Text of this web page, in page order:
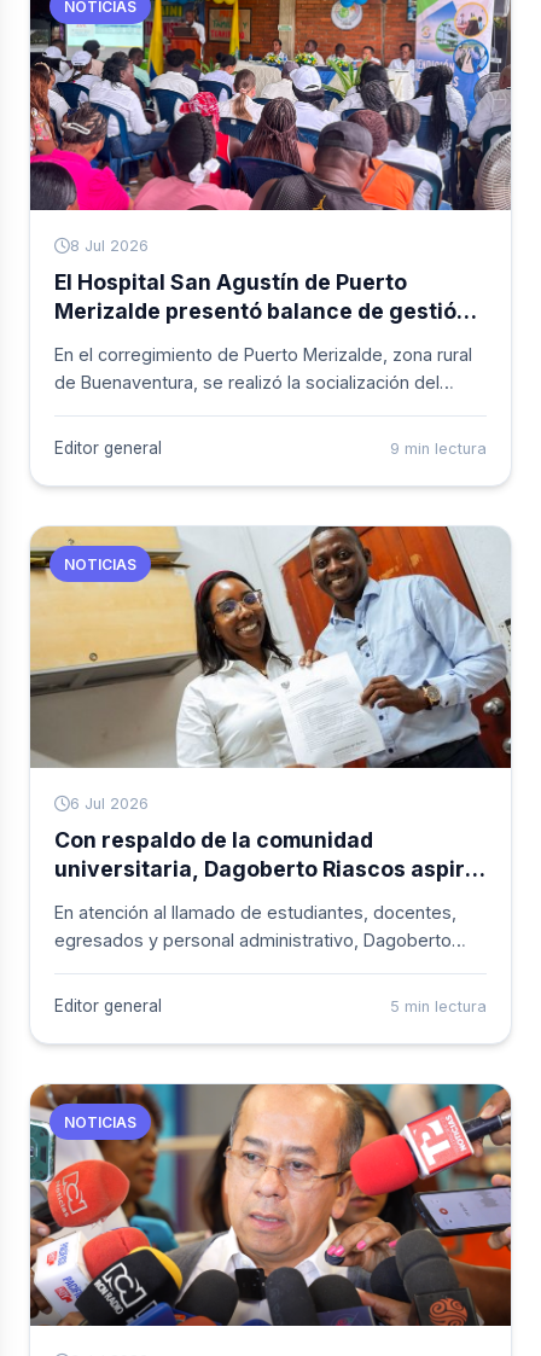
NOTICIAS
8 Jul 2026
El Hospital San Agustín de Puerto
Merizalde presentó balance de gestión
En el corregimiento de Puerto Merizalde, zona rural
de Buenaventura, se realizó la socialización del
jornada que contó con la participación de la
los ríos Naya y Yurumanguí, usuarios y habitantes del
territorio.
Editor general 9 min lectura
NOTICIAS
6 Jul 2026
Con respaldo de la comunidad
universitaria, Dagoberto Riascos aspira
Pacífico
En atención al llamado de estudiantes, docentes,
egresados y personal administrativo, Dagoberto
Rectoría de la Universidad del Pacífico.
Editor general 5 min lectura
NOTICIAS